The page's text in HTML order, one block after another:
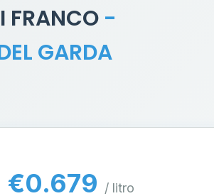
FRANCO -
GARDA
€0.679 / litro